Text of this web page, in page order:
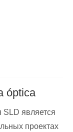
óptica
является
проектах